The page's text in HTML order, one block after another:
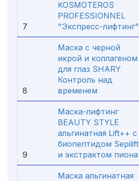
7
KOSMOTEROS
PROFESSIONNEL
"Экспресс-лифтинг"
8
Маска с черной
икрой и коллагеном
для глаз SHARY
Контроль над
временем
9
Маска-лифтинг
BEAUTY STYLE
альгинатная Lift++ с
биопептидом Sepilift
и экстрактом пиона
Маска альгинатная